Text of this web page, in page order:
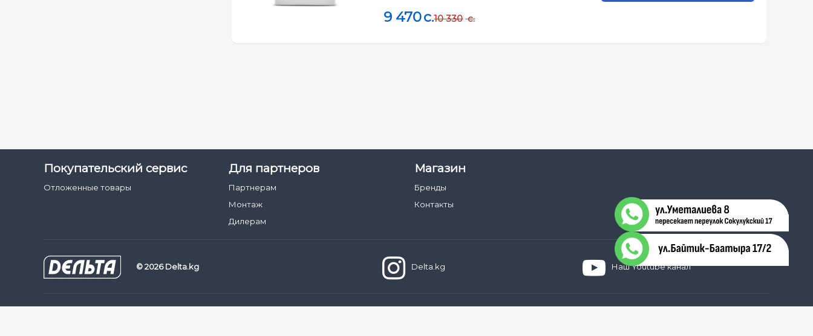
9 470c.10 330 c.
Покупательский сервис
Отложенные товары
Для партнеров
Партнерам
Монтаж
Дилерам
Магазин
Бренды
Контакты
© 2026 Delta.kg Delta.kg Наш Youtube канал